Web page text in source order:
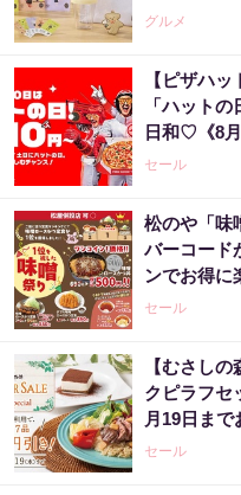
グルメ
【ピザハ
「ハット
日和♡《8
セール
松のや「味
バーコード
ンでお得に
セール
【むさし
クピラフセ
月19日まで
セール